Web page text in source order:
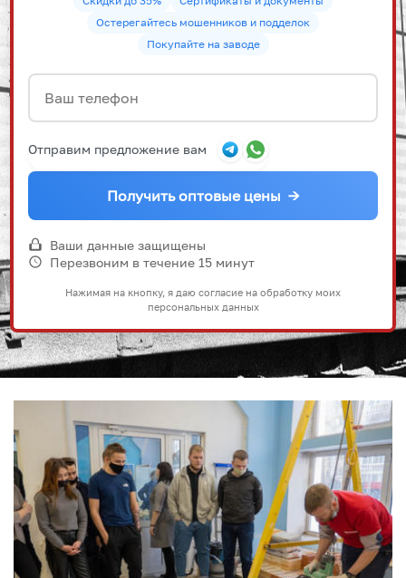
Остерегайтесь мошенников и подделок
Покупайте на заводе
Отправим предложение вам
Получить оптовые цены →
Ваши данные защищены
Перезвоним в течение 15 минут
Нажимая на кнопку, я даю согласие на обработку моих
персональных данных